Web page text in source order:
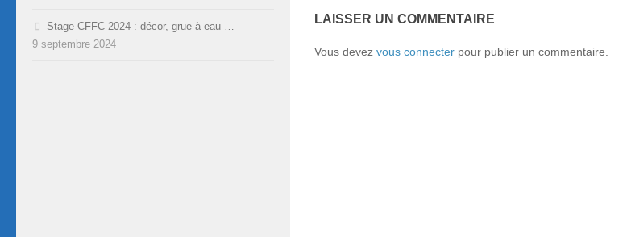
LAISSER UN COMMENTAIRE
Vous devez vous connecter pour publier un commentaire.
Stage CFFC 2024 : décor, grue à eau …
9 septembre 2024